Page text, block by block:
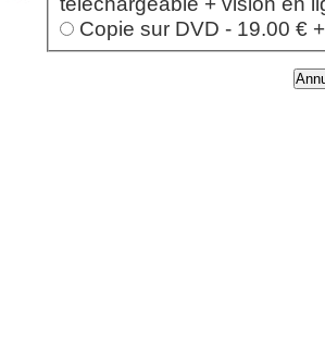
Copie sur DVD - 19.00 €